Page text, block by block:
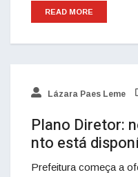
READ MORE
Lázara Paes Leme
Plano Diretor:
nto está
Prefeitura começa a